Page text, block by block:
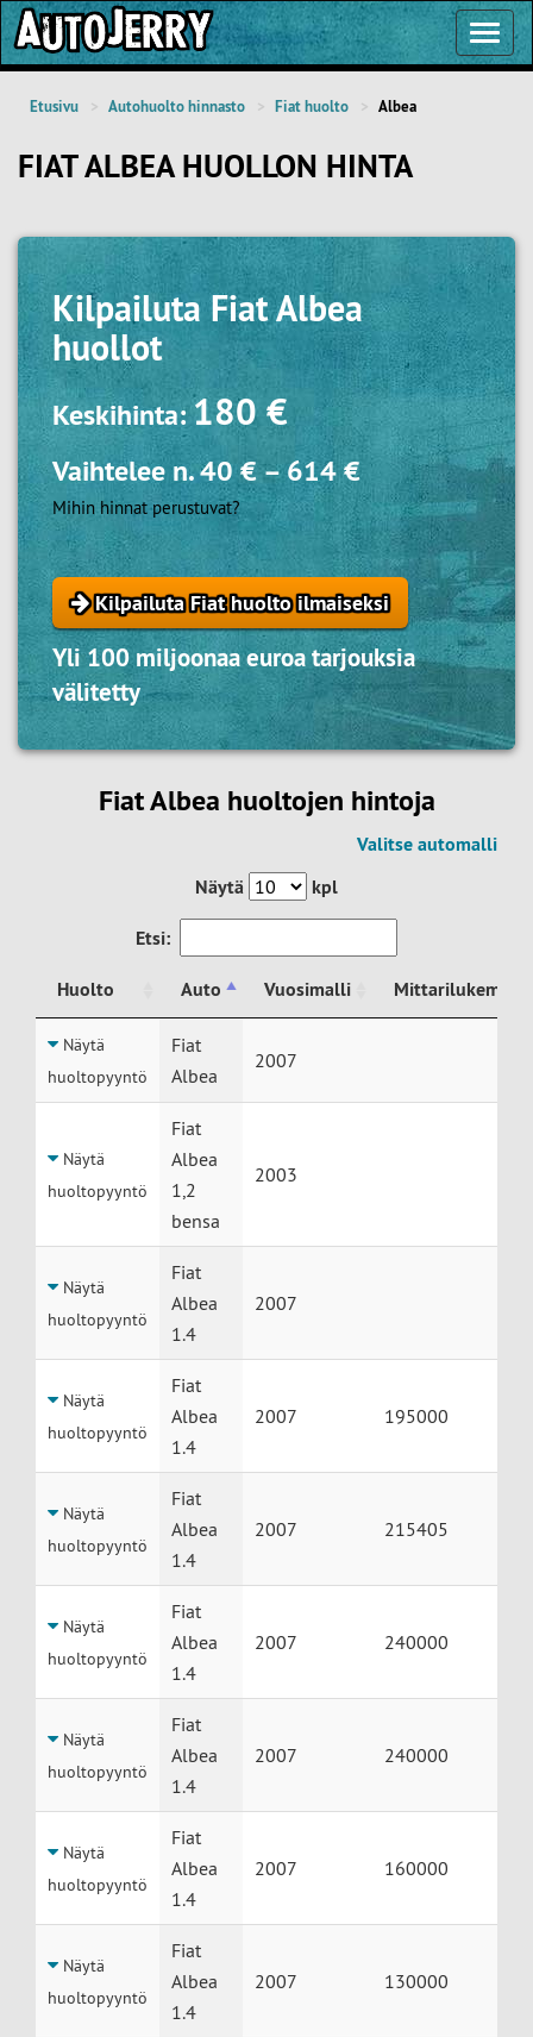
Etusivu Autohuolto hinnasto Fiat huolto Albea
FIAT ALBEA HUOLLON HINTA
KilpailutaFiat Albea
huollot
Keskihinta:180 €
Vaihtelee n.40 €–614 €
Mihin hinnat perustuvat?
Kilpailuta Fiat huolto ilmaiseksi
Yli 100 miljoonaa euroa tarjouksia
välitetty
Fiat Albea huoltojen hintoja
Valitse automalli
Näytä
kpl
Etsi:
Huolto Auto Vuosimalli
Mittarilukema
Huolto
Auto
Näytä
huoltopyyntö
Fiat
Albea
2007
Näytä
huoltopyyntö
Fiat
Albea
1,2
bensa
2003
Näytä
huoltopyyntö
Fiat
Albea
1.4
2007
Näytä
huoltopyyntö
Fiat
Albea
1.4
2007 195000
Näytä
huoltopyyntö
Fiat
Albea
1.4
2007 215405
Näytä
huoltopyyntö
Fiat
Albea
1.4
2007 240000
Näytä
huoltopyyntö
Fiat
Albea
1.4
2007 240000
Näytä
huoltopyyntö
Fiat
Albea
1.4
2007 160000
Näytä
huoltopyyntö
Fiat
Albea
1.4
2007 130000